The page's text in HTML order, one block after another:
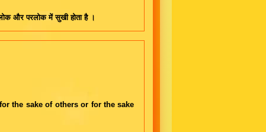
लोक और परलोक में सुखी होता है ।
the sake of others or for the sake